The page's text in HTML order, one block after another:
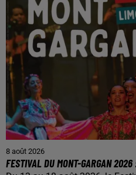
8 août 2026
FESTIVAL DU MONT-GARGAN